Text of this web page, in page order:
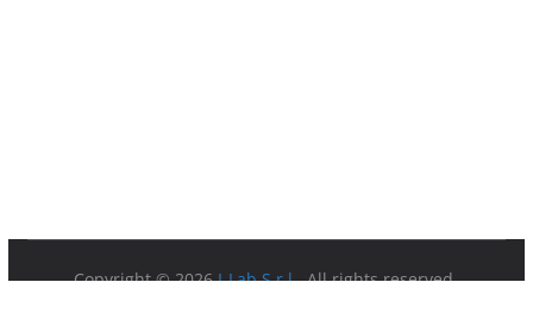
Copyright © 2026I-Lab S.r.l.. All rights reserved.